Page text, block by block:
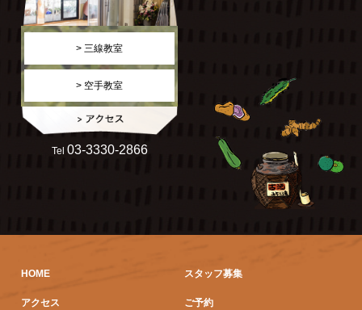
> 三線教室
> 空手教室
Tel 03-3330-2866
HOME スタッフ募集
アクセス ご予約